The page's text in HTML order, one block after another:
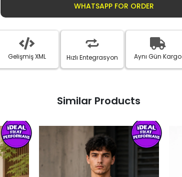
WHATSAPP FOR ORDER
Gelişmiş XML Hızlı Entegrasyon Aynı Gün Kargo
Similar Products